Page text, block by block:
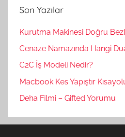
Son Yazılar
Kurutma Makinesi Doğru
Cenaze Namazında Hangi
C2C İş Modeli Nedir?
Macbook Kes Yapıştır
Deha Filmi – Gifted Yorumu